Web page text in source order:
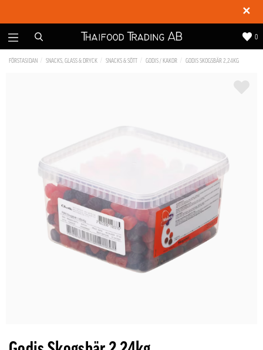
✕
0
FÖRSTASIDAN SNACKS, GLASS & DRYCK SNACKS & SÖTT GODIS / KAKOR GODIS SKOGSBÄR 2,24KG